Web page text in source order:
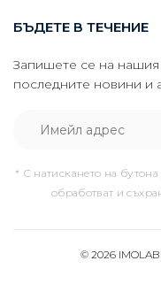
БЪДЕТЕ В ТЕЧЕНИЕ
Запишете се на нашия
последните новини и
* С натискането на
обработват и
© 2026